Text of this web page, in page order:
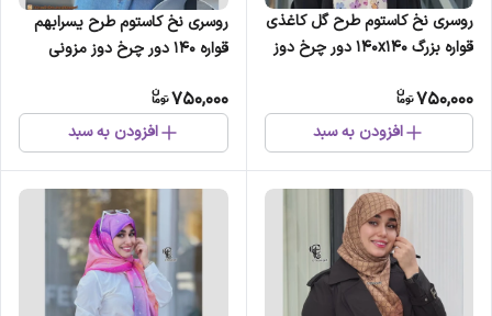
روسری نخ کاستوم طرح گل کاغذی
قواره بزرگ 140x140 دور چرخ دوز
750,000
افزودن به سبد
روسری نخ کاستوم طرح یسرابهم
قواره 140 دور چرخ دوز مزونی
750,000
افزودن به سبد